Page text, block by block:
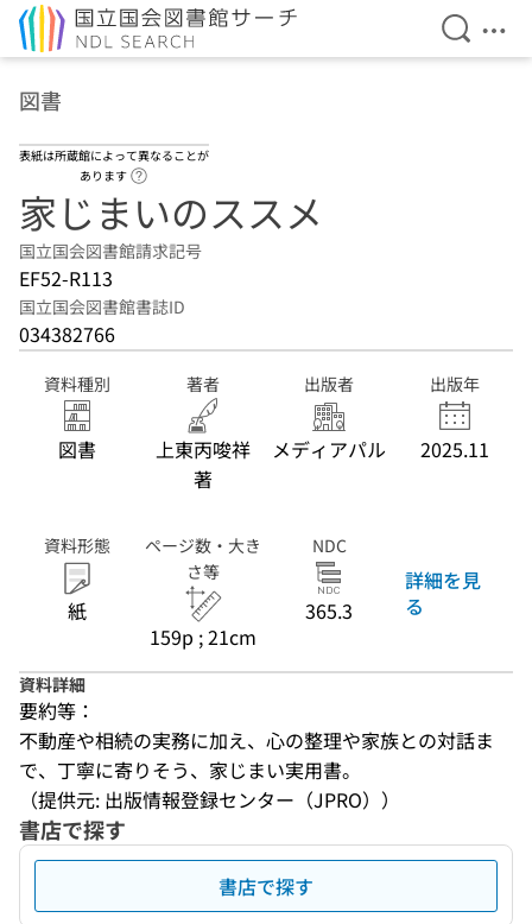
検索を
メ
図書
表紙は所蔵館によって異なることが
あります
家じまいのススメ
国立国会図書館請求記号
EF52-R113
国立国会図書館書誌ID
034382766
資料種別
図書
著者
上東丙唆祥
著
出版者
メディアパル
出版年
2025.11
資料形態
紙
ページ数・大き
さ等
159p ; 21cm
NDC
365.3
詳細を見
る
資料詳細
要約等：
不動産や相続の実務に加え、心の整理や家族との対話ま
で、丁寧に寄りそう、家じまい実用書。
（提供元: 出版情報登録センター（JPRO））
書店で探す
書店で探す